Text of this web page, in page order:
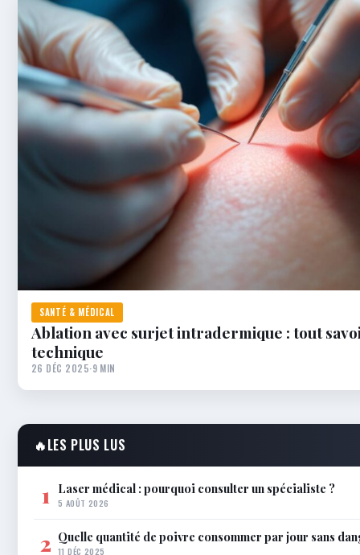
SANTÉ & MÉDICAL
Ablation avec surjet intradermique : tout
technique
26 DÉC 2025·9 MIN
🔥LES PLUS LUS
1 Laser médical : pourquoi consulter un spécialiste ?
5 AOÛT 2026
2 Quelle quantité de poivre consommer par jour sans
11 DÉC 2025